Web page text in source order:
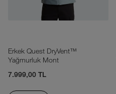
Erkek Quest DryVent™
Yağmurluk Mont
7.999,00 TL